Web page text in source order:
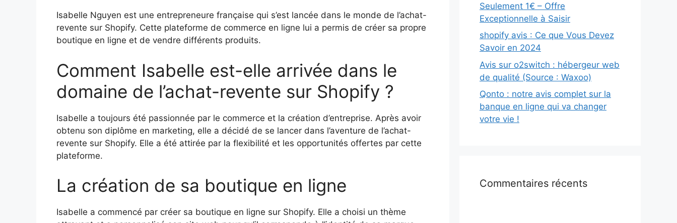
Isabelle Nguyen est une entrepreneure française qui s’est lancée dans le monde de l’achat-
revente sur Shopify. Cette plateforme de commerce en ligne lui a permis de créer sa propre
boutique en ligne et de vendre différents produits.
Comment Isabelle est-elle arrivée dans le
domaine de l’achat-revente sur Shopify ?
Isabelle a toujours été passionnée par le commerce et la création d’entreprise. Après avoir
obtenu son diplôme en marketing, elle a décidé de se lancer dans l’aventure de l’achat-
revente sur Shopify. Elle a été attirée par la flexibilité et les opportunités offertes par cette
plateforme.
La création de sa boutique en ligne
Isabelle a commencé par créer sa boutique en ligne sur Shopify. Elle a choisi un thème
Seulement 1€ – Offre
Exceptionnelle à Saisir
shopify avis : Ce que Vous Devez
Savoir en 2024
Avis sur o2switch : hébergeur web
de qualité (Source : Waxoo)
Qonto : notre avis complet sur la
banque en ligne qui va changer
votre vie !
Commentaires récents